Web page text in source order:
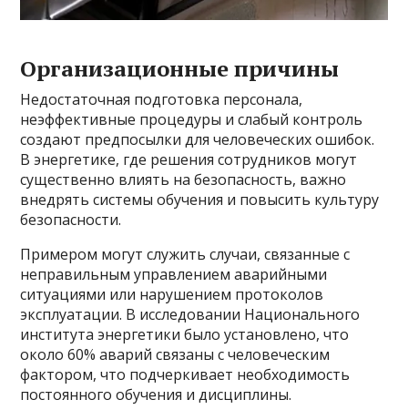
Организационные причины
Недостаточная подготовка персонала,
неэффективные процедуры и слабый контроль
создают предпосылки для человеческих ошибок.
В энергетике, где решения сотрудников могут
существенно влиять на безопасность, важно
внедрять системы обучения и повысить культуру
безопасности.
Примером могут служить случаи, связанные с
неправильным управлением аварийными
ситуациями или нарушением протоколов
эксплуатации. В исследовании Национального
института энергетики было установлено, что
около 60% аварий связаны с человеческим
фактором, что подчеркивает необходимость
постоянного обучения и дисциплины.